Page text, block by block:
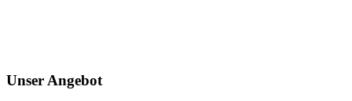
Unser Angebot